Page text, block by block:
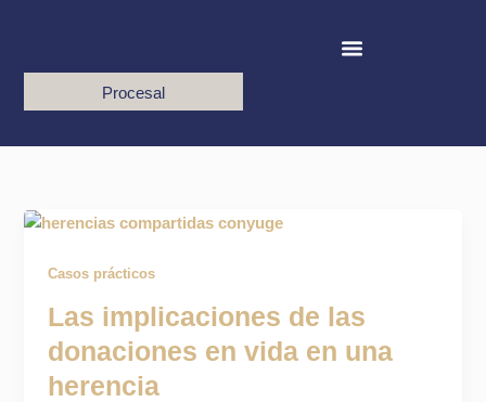
Procesal
Casos prácticos
Las implicaciones de las
donaciones en vida en una
herencia